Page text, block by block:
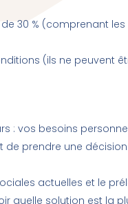
de 30 % (comprenant
(ils ne peuvent
: vos besoins
de prendre une
actuelles et le
quelle solution est la